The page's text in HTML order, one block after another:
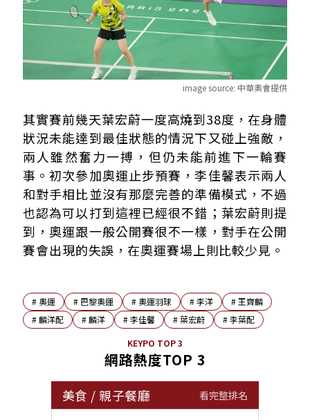
image source: 中華奧會提供
其實賽前幾天葉宏蔚一度高燒到38度，在身體
狀況未能達到最佳狀態的情況下又碰上強敵，
兩人雖然奮力一搏，但仍未能前進下一輪賽
事。初次參加奧運止步預賽，李佳馨表示兩人
和對手相比並沒有那麼完善的準備模式，不過
也認為可以打到這裡已經很不錯；葉宏蔚則提
到，奧運跟一般公開賽很不一樣，對手在公開
賽會出現的失誤，在奧運賽場上則比較少見。
# 奧運 # 巴黎奧運 # 奧運羽球 #李洋 #王齊麟
#麟洋配 #麟洋 #李佳馨 #葉宏蔚 #李葉配
KEYPO TOP 3
網路熱度TOP 3
美食 /親子餐廳 看完整排名